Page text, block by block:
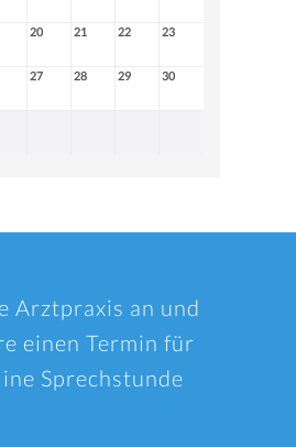
20 21 22 23
27 28 29 30
Arztpraxis an und
einen Termin für
Sprechstunde